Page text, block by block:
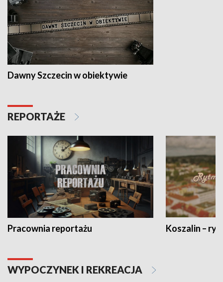
Dawny Szczecin w obiektywie
REPORTAŻE
Pracownia reportażu Koszalin –
WYPOCZYNEK I REKREACJA